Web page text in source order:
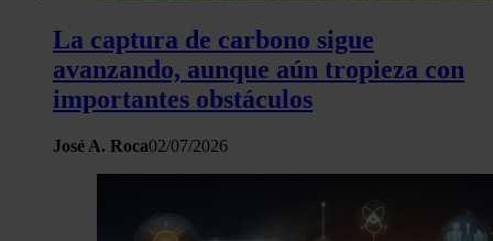
La captura de carbono sigue
avanzando, aunque aún tropieza con
importantes obstáculos
José A. Roca02/07/2026